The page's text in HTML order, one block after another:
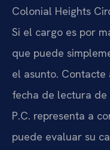
Colonial Heights
Si el cargo es por
que puede
el asunto.
fecha de lectura de
P.C. representa a
puede evaluar su